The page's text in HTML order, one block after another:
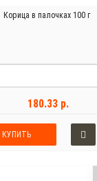
Корица в палочках 100 г
180.33 р.
КУПИТЬ